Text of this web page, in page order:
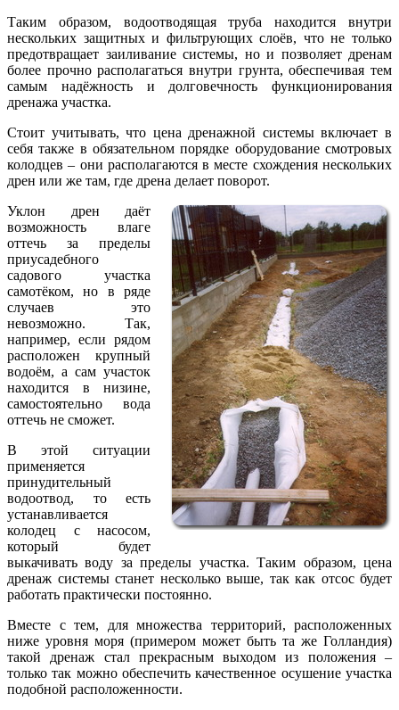
Таким образом, водоотводящая труба находится внутри
нескольких защитных и фильтрующих слоёв, что не только
предотвращает заиливание системы, но и позволяет дренам
более прочно располагаться внутри грунта, обеспечивая тем
самым надёжность и долговечность функционирования
дренажа участка.
Стоит учитывать, что цена дренажной системы включает в
себя также в обязательном порядке оборудование смотровых
колодцев – они располагаются в месте схождения нескольких
дрен или же там, где дрена делает поворот.
Уклон дрен даёт
возможность влаге
оттечь за пределы
приусадебного
садового участка
самотёком, но в ряде
случаев это
невозможно. Так,
например, если рядом
расположен крупный
водоём, а сам участок
находится в низине,
самостоятельно вода
оттечь не сможет.
В этой ситуации
применяется
принудительный
водоотвод, то есть
устанавливается
колодец с насосом,
который будет
выкачивать воду за пределы участка. Таким образом, цена
дренаж системы станет несколько выше, так как отсос будет
работать практически постоянно.
Вместе с тем, для множества территорий, расположенных
ниже уровня моря (примером может быть та же Голландия)
такой дренаж стал прекрасным выходом из положения –
только так можно обеспечить качественное осушение участка
подобной расположенности.